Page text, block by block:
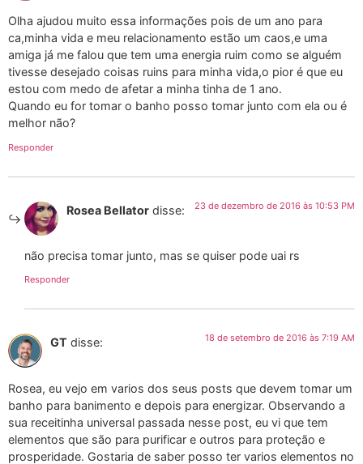
Olha ajudou muito essa informações pois de um ano para
ca,minha vida e meu relacionamento estão um caos,e uma
amiga já me falou que tem uma energia ruim como se alguém
tivesse desejado coisas ruins para minha vida,o pior é que eu
estou com medo de afetar a minha tinha de 1 ano.
Quando eu for tomar o banho posso tomar junto com ela ou é
melhor não?
Responder
Rosea Bellator disse: 23 de dezembro de 2016 às 10:53 PM
não precisa tomar junto, mas se quiser pode uai rs
Responder
GT disse: 18 de setembro de 2016 às 7:19 AM
Rosea, eu vejo em varios dos seus posts que devem tomar um
banho para banimento e depois para energizar. Observando a
sua receitinha universal passada nesse post, eu vi que tem
elementos que são para purificar e outros para proteção e
prosperidade. Gostaria de saber posso ter varios elementos no